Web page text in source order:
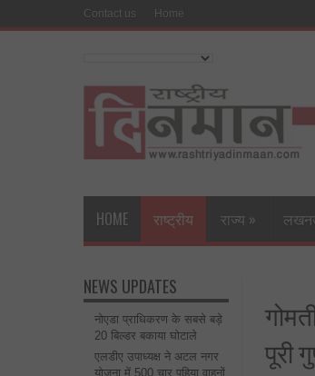
Contact us Home
HOME राष्ट्रीय राज्य »
पूरी
NEWS UPDATES
नोएडा प्राधिकरण के सबसे बड़े
20 बिल्डर बकाया घोटाले
एलडीए उपाध्यक्ष ने अटल नगर
योजना में 500 चार पहिया वाहनों